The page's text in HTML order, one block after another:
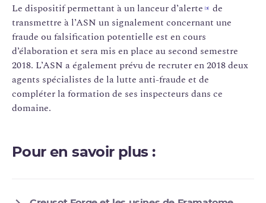
Le dispositif permettant à un lanceur d’alerte [3]
de
transmettre à l’ASN un signalement concernant une
fraude ou falsification potentielle est en cours
d’élaboration et sera mis en place au second semestre
2018. L’ASN a également prévu de recruter en 2018 deux
agents spécialistes de la lutte anti-fraude et de
compléter la formation de ses inspecteurs dans ce
domaine.
Pour en savoir plus :